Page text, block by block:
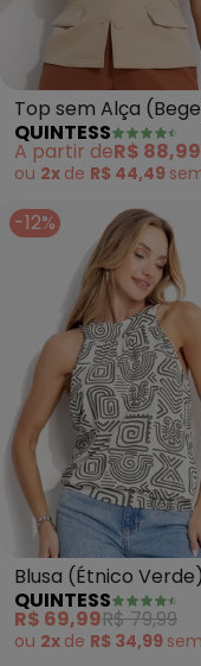
Top sem Alça
Alfaiataria
QUINTESS
A partir deR$ 88,99
ou 2x de R$ 44,49
-12%
Blusa (Étnico
Malha de Viscose
QUINTESS
R$ 69,99R$ 79,99
ou 2x de R$ 34,99 sem